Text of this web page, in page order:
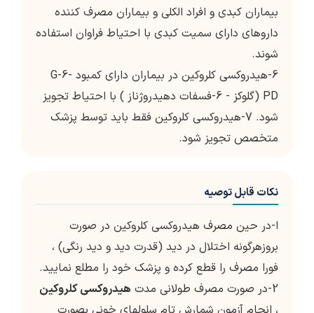
بیماران کبدی و افراد الکلی و بیماران مصرف کننده
داروهای دارای سمیت کبدی با احتیاط فراوان استفاده
شوند.
6-هیدروکسی کلروکین در بیماران دارای کمبود G-6-
PD (گلوکز - 6-فسفات دهیدروژناز ) با احتیاط تجویز
شود. 7-هیدروکسی کلروکین فقط باید توسط پزشک
متخصص تجویز شود.
نکات قابل توصیه
ا-در حین مصرف هیدروکسی کلروکین در صورت
بروزهرگونه اختلال در دید (قدرت دید و دید رنگی) ،
فورا مصرف را قطع کرده و پزشک خود را مطلع نمایید.
2-در صورت مصرف طولانی مدت
هیدروکسی کلروکین